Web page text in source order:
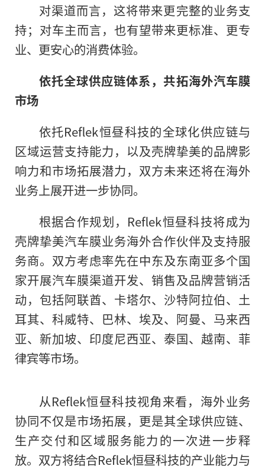
对渠道而言，这将带来更完整的业务支
持；对车主而言，也有望带来更标准、更专
业、更安心的消费体验。
依托全球供应链体系，共拓海外汽车膜
市场
依托Reflek恒昼科技的全球化供应链与
区域运营支持能力，以及壳牌挚美的品牌影
响力和市场拓展潜力，双方未来还将在海外
业务上展开进一步协同。
根据合作规划，Reflek恒昼科技将成为
壳牌挚美汽车膜业务海外合作伙伴及支持服
务商。双方考虑率先在中东及东南亚多个国
家开展汽车膜渠道开发、销售及品牌营销活
动，包括阿联酋、卡塔尔、沙特阿拉伯、土
耳其、科威特、巴林、埃及、阿曼、马来西
亚、新加坡、印度尼西亚、泰国、越南、菲
律宾等市场。
从Reflek恒昼科技视角来看，海外业务
协同不仅是市场拓展，更是其全球供应链、
生产交付和区域服务能力的一次进一步释
放。双方将结合Reflek恒昼科技的产业能力与